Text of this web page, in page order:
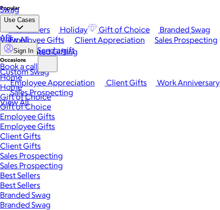
Popular
Best Sellers Holiday Gift of Choice
Branded Swag
View All
Occasions
Employee Appreciation Client Gifts
Work Anniversary
Sales Prospecting
View All
Swag
Use Cases
Employee Gifts Client Appreciation
Sales Prospecting
Automated Gifting
Custom Swag
API
Sign In Send a gift
Book a call
Home
Home
Gift of Choice
Gift of Choice
Employee Gifts
Employee Gifts
Client Gifts
Client Gifts
Sales Prospecting
Sales Prospecting
Best Sellers
Best Sellers
Branded Swag
Branded Swag